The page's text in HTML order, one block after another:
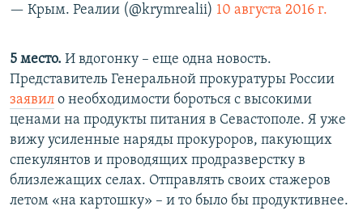
— Крым. Реалии (@krymrealii) 10 августа 2016 г.
5 место. И вдогонку – еще одна новость.
Представитель Генеральной прокуратуры России
заявил о необходимости бороться с высокими
ценами на продукты питания в Севастополе. Я уже
вижу усиленные наряды прокуроров, пакующих
спекулянтов и проводящих продразверстку в
близлежащих селах. Отправлять своих стажеров
летом «на картошку» – и то было бы продуктивнее.